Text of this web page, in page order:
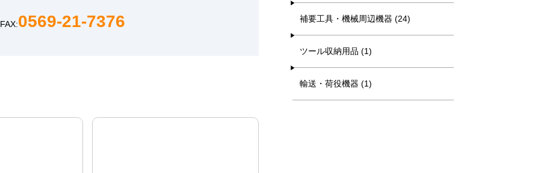
FAX:0569-21-7376 補要工具・機械周辺機器 (24)
ツール収納用品 (1)
輸送・荷役機器 (1)